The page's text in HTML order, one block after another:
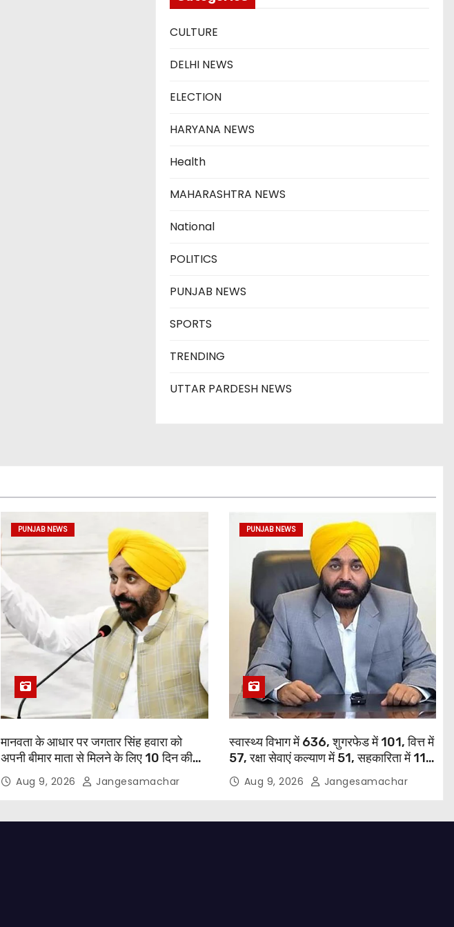
CULTURE
DELHI NEWS
ELECTION
HARYANA NEWS
Health
MAHARASHTRA NEWS
National
POLITICS
PUNJAB NEWS
SPORTS
TRENDING
UTTAR PARDESH NEWS
PUNJAB NEWS
मानवता के आधार पर जगतार सिंह हवारा को
अपनी बीमार माता से मिलने के लिए 10 दिन की
पैरोल दी जानी चाहिए- मुख्यमंत्री भगवंत सिंह मान
Aug 9, 2026 Jangesamachar
PUNJAB NEWS
स्वास्थ्य विभाग में 636, शुगरफेड में 101, वित्त में
57, रक्षा सेवाएं कल्याण में 51, सहकारिता में 11
और गृह विभाग में 10 नियुक्तियां हुईं: मुख्यमंत्री
भगवंत सिंह मान
Aug 9, 2026 Jangesamachar